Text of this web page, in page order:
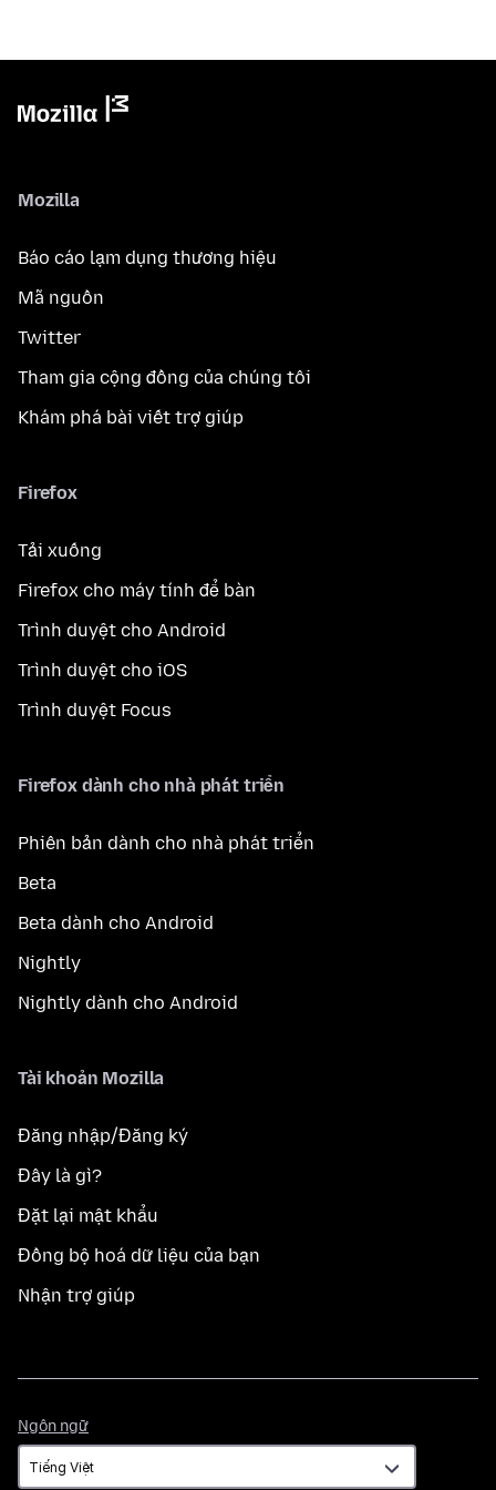
Mozilla
Báo cáo lạm dụng thương hiệu
Mã nguồn
Twitter
Tham gia cộng đồng của chúng tôi
Khám phá bài viết trợ giúp
Firefox
Tải xuống
Firefox cho máy tính để bàn
Trình duyệt cho Android
Trình duyệt cho iOS
Trình duyệt Focus
Firefox dành cho nhà phát triển
Phiên bản dành cho nhà phát triển
Beta
Beta dành cho Android
Nightly
Nightly dành cho Android
Tài khoản Mozilla
Đăng nhập/Đăng ký
Đây là gì?
Đặt lại mật khẩu
Đồng bộ hoá dữ liệu của bạn
Nhận trợ giúp
Ngôn ngữ
ngữ